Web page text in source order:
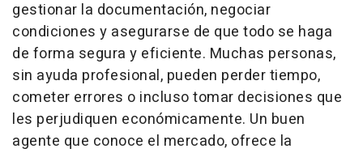
gestionar la documentación, negociar
condiciones y asegurarse de que todo se haga
de forma segura y eficiente. Muchas personas,
sin ayuda profesional, pueden perder tiempo,
cometer errores o incluso tomar decisiones que
les perjudiquen económicamente. Un buen
agente que conoce el mercado, ofrece la